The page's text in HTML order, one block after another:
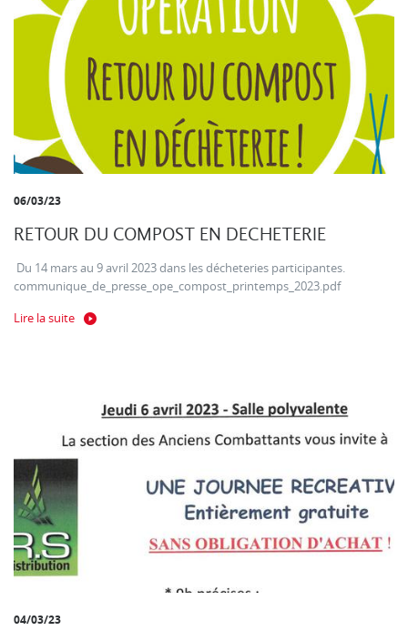
06/03/23
RETOUR DU COMPOST EN DECHETERIE
Du 14 mars au 9 avril 2023 dans les décheteries participantes.
communique_de_presse_ope_compost_printemps_2023.pdf
Lire la suite
04/03/23